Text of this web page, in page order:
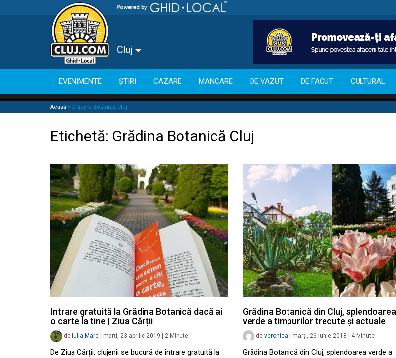
Cluj
EVENIMENTE ȘTIRI CAZARE MANCARE DE VAZUT DE FACUT CULTURAL
Acasă » Grădina Botanică Cluj
Etichetă: Grădina Botanică Cluj
Intrare gratuită la Grădina Botanică dacă ai
o carte la tine | Ziua Cărții
de Iulia Marc marți, 23 aprilie 2019 2 Minute
De Ziua Cărții, clujenii se bucură de intrare gratuită la
Grădina Botanică din Cluj, splendoarea
verde a timpurilor trecute și actuale
de veronica marți, 26 iunie 2018 4 Minute
Grădina Botanică din Cluj, splendoarea verde a